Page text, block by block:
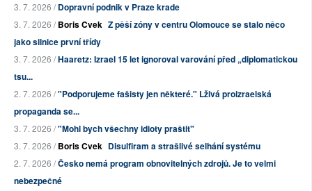
3. 7. 2026 /Dopravní podnik v Praze krade
3. 7. 2026 /Boris Cvek Z pěší zóny v centru Olomouce se stalo něco
jako silnice první třídy
3. 7. 2026 /Haaretz: Izrael 15 let ignoroval varování před „diplomatickou
tsu...
2. 7. 2026 /"Podporujeme fašisty jen některé." Lživá proizraelská
propaganda se...
3. 7. 2026 /"Mohl bych všechny idioty praštit"
3. 7. 2026 /Boris Cvek Disulfiram a strašlivé selhání systému
2. 7. 2026 /Česko nemá program obnovitelných zdrojů. Je to velmi
nebezpečné